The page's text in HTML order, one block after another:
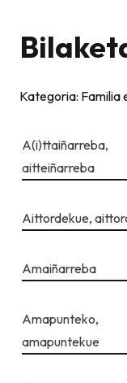
Kategoria: Familia
A(i)ttaiñarreba,
aitteiñarreba
Aittordekue,
Amaiñarreba
Amapunteko,
amapuntekue